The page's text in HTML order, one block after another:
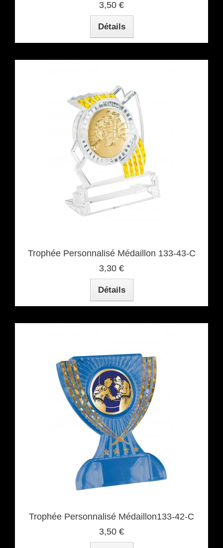
3,50 €
Détails
Trophée Personnalisé Médaillon 133-43-C
3,30 €
Détails
Trophée Personnalisé Médaillon133-42-C
3,50 €